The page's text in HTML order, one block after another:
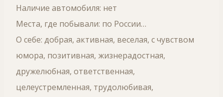
Наличие автомобиля: нет
Места, где побывали: по России…
О себе: добрая, активная, веселая, с чувством
юмора, позитивная, жизнерадостная,
дружелюбная, ответственная,
целеустремленная, трудолюбивая,